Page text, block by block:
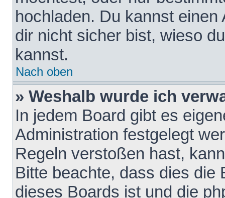
hochladen. Du kannst
dir nicht sicher bist, wieso
kannst.
Nach oben
» Weshalb wurde ich
In jedem Board gibt es
Administration festgelegt
Regeln verstoßen hast,
Bitte beachte, dass dies die
dieses Boards ist und die